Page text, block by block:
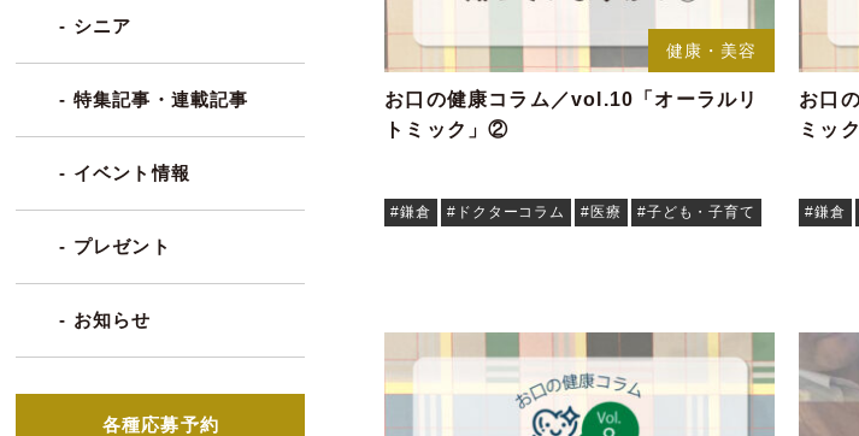
- シニア
- 特集記事・連載記事
- イベント情報
- プレゼント
- お知らせ
各種応募予約
健康・美容
お口の健康コラム／vol.10「オーラルリ
トミック」②
#鎌倉 #ドクターコラム #医療 #子ども・子育て
お口
ミッ
#鎌倉